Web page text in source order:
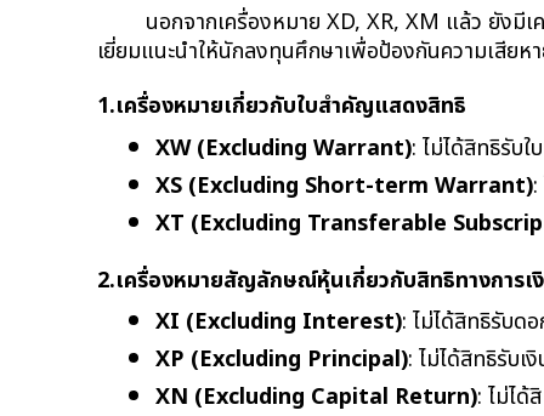
นอกจากเครื่องหมาย XD, XR, XM แล้ว ยังมี
เยี่ยมแนะนำให้นักลงทุนศึกษาเพื่อป้องกันความเสียห
1.เครื่องหมายเกี่ยวกับใบสำคัญแสดงสิทธิ
XW (Excluding Warrant): ไม่ได้สิทธิรับ
XS (Excluding Short-term Warrant)
XT (Excluding Transferable
2.เครื่องหมายสัญลักษณ์หุ้นเกี่ยวกับสิทธิทางการเ
XI (Excluding Interest): ไม่ได้สิทธิรับด
XP (Excluding Principal): ไม่ได้สิทธิรับ
XN (Excluding Capital Return): ไม่ได้